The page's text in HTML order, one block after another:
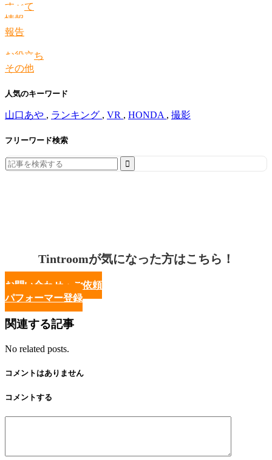
すべて
情報
報告
お役立ち
その他
人気のキーワード
山口あや , ランキング , VR , HONDA , 撮影
フリーワード検索
Search
for:
Tintroomが気になった方はこちら！
お問い合わせ・ご依頼
パフォーマー登録
関連する記事
No related posts.
コメントはありません
コメントする